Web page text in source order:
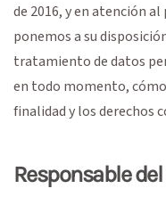
de 2016, y en atención
ponemos a su
tratamiento de datos
en todo momento,
finalidad y los derechos
Responsable